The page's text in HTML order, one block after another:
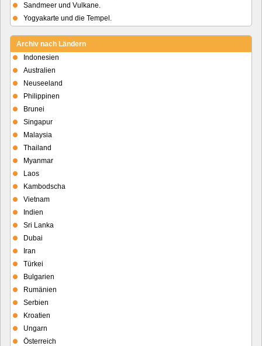
Sandmeer und Vulkane.
Yogyakarte und die Tempel.
Archiv nach Ländern
Indonesien
Australien
Neuseeland
Philippinen
Brunei
Singapur
Malaysia
Thailand
Myanmar
Laos
Kambodscha
Vietnam
Indien
Sri Lanka
Dubai
Iran
Türkei
Bulgarien
Rumänien
Serbien
Kroatien
Ungarn
Österreich